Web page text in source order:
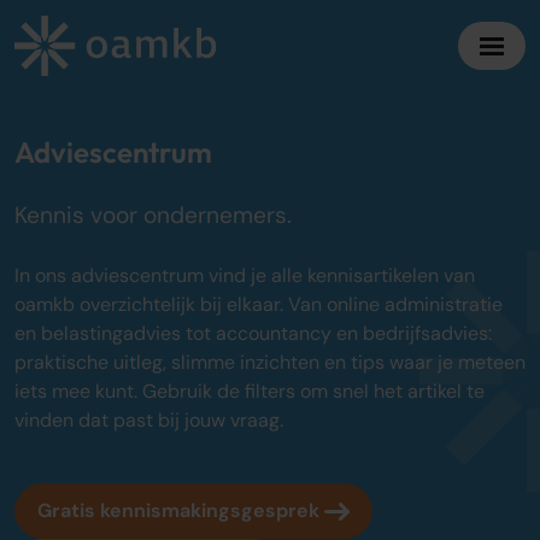
Adviescentrum
Kennis voor ondernemers.
In ons adviescentrum vind je alle kennisartikelen van
oamkb overzichtelijk bij elkaar. Van online administratie
en belastingadvies tot accountancy en bedrijfsadvies:
praktische uitleg, slimme inzichten en tips waar je meteen
iets mee kunt. Gebruik de filters om snel het artikel te
vinden dat past bij jouw vraag.
Gratis kennismakingsgesprek
Online Administratie
Belastingadvies
Accountancy
Zekerheid bij jaarrekening en cijfers
Strategisch advies voor groei
Over oamkb